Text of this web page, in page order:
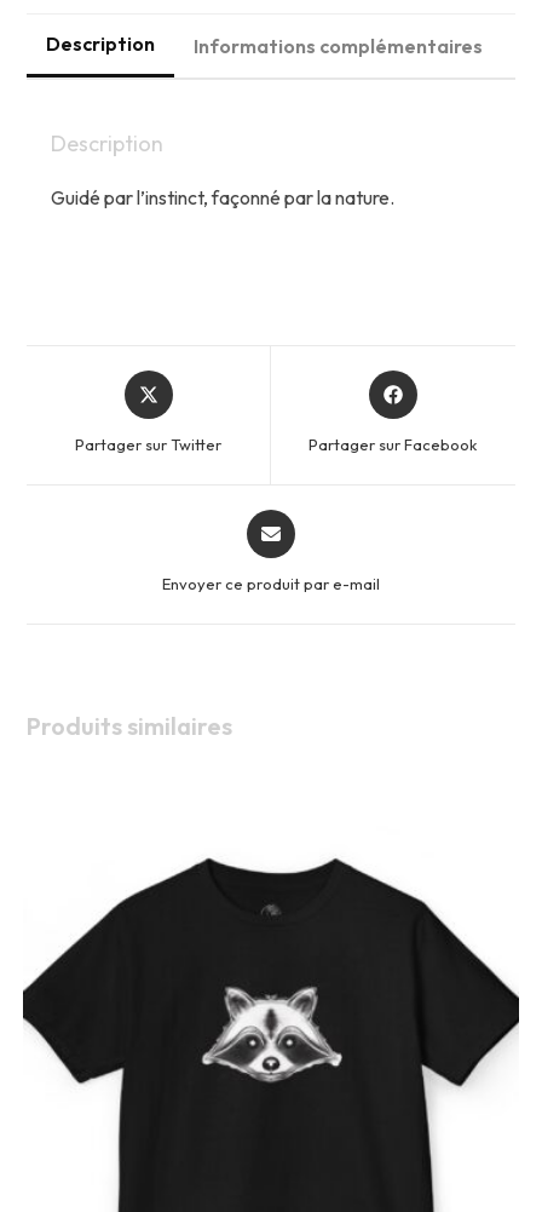
Description Informations complémentaires
Description
Guidé par l’instinct, façonné par la nature.
Opens
in
new
Partager sur Twitter
Opens
in
new
Partager sur Facebook
Opens
in
new
Envoyer ce produit par e-mail
Produits similaires